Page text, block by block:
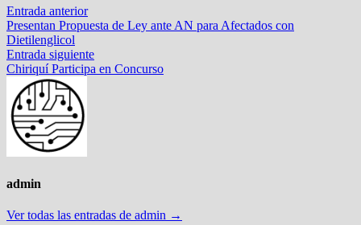
Navegación
de
entradas
Entrada anteriorEntrada
anterior:
Presentan Propuesta de Ley ante AN para Afectados con
Dietilenglicol
Entrada siguienteEntrada
siguiente:
Chiriquí Participa en Concurso
admin
Ver todas las entradas de admin →